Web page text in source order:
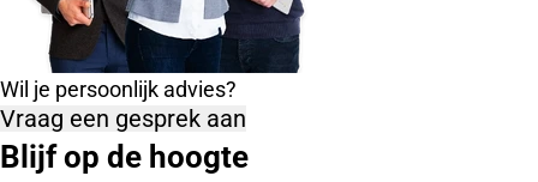
Wil je persoonlijk advies?
Vraag een gesprek aan
Blijf op de hoogte